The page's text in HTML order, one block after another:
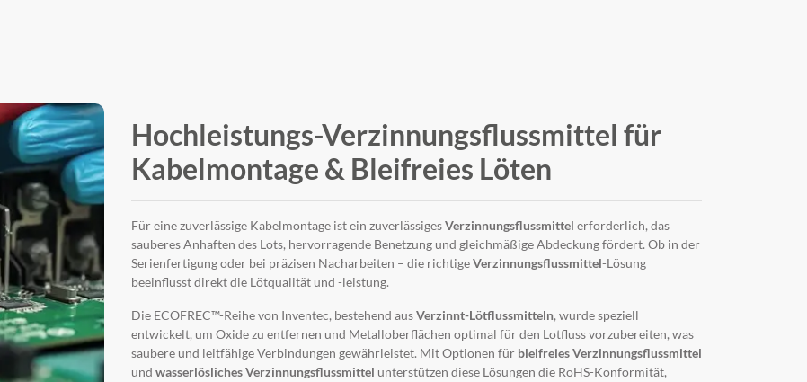
Hochleistungs-Verzinnungsflussmittel für
Kabelmontage & Bleifreies Löten
Für eine zuverlässige Kabelmontage ist ein zuverlässigesVerzinnungsflussmittel erforderlich, das
sauberes Anhaften des Lots, hervorragende Benetzung und gleichmäßige Abdeckung fördert. Ob in der
Serienfertigung oder bei präzisen Nacharbeiten – die richtigeVerzinnungsflussmittel-Lösung
beeinflusst direkt die Lötqualität und -leistung.
Die ECOFREC™-Reihe von Inventec, bestehend ausVerzinnt-Lötflussmitteln, wurde speziell
entwickelt, um Oxide zu entfernen und Metalloberflächen optimal für den Lotfluss vorzubereiten, was
saubere und leitfähige Verbindungen gewährleistet. Mit Optionen für bleifreies Verzinnungsflussmittel
und wasserlösliches Verzinnungsflussmittel unterstützen diese Lösungen die RoHS-Konformität,